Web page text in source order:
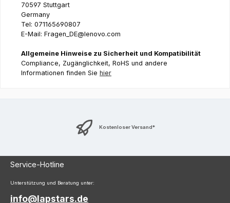
70597 Stuttgart
Germany
Tel: 071165690807
E-Mail: Fragen_DE@lenovo.com
Allgemeine Hinweise zu Sicherheit und Kompatibilität
Compliance, Zugänglichkeit, RoHS und andere
Informationen finden Sie hier
Kostenloser Versand*
Service-Hotline
Unterstützung und Beratung unter:
info@lapstars.de